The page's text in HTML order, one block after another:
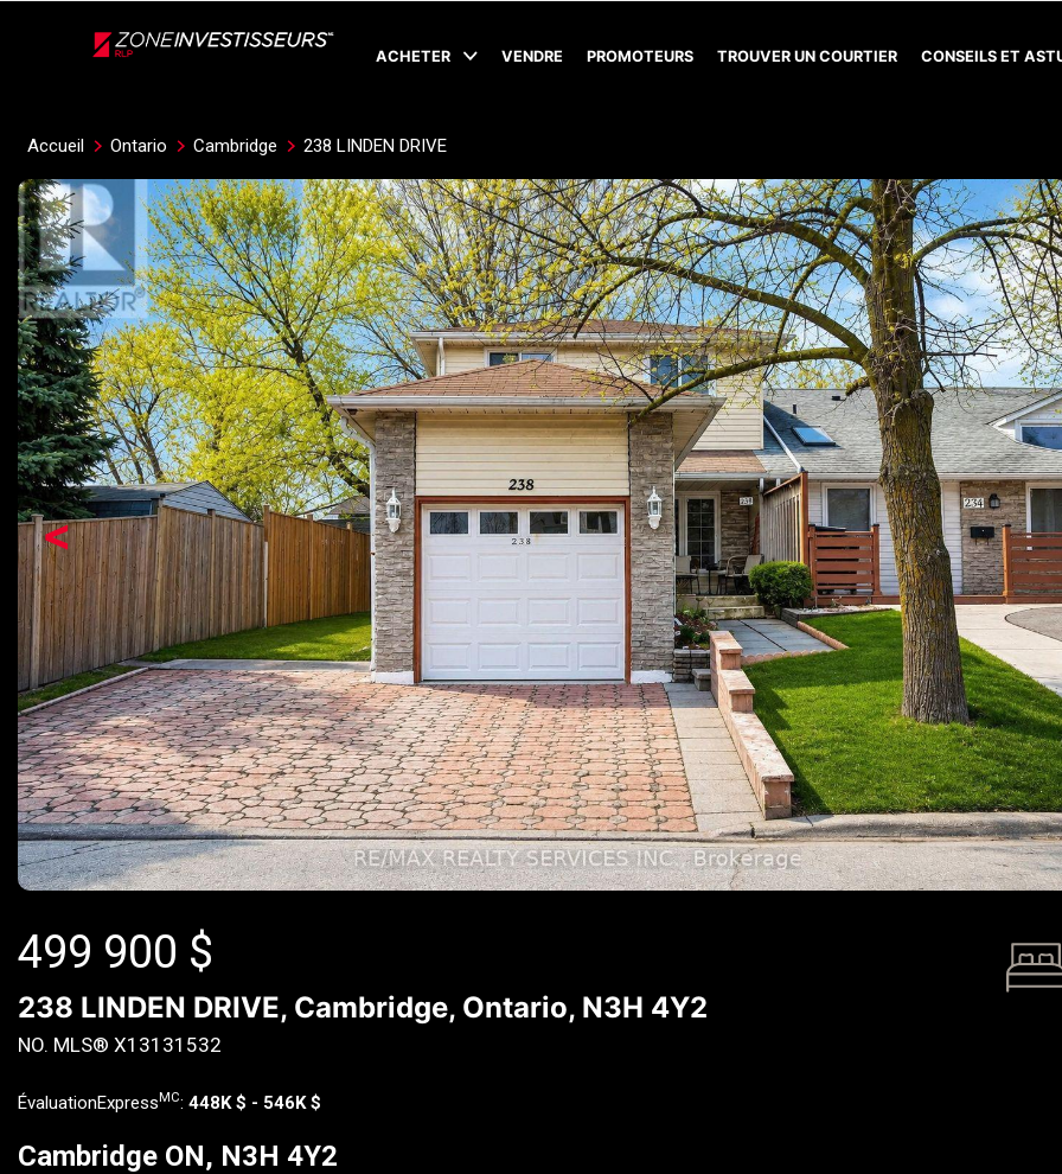
ACHETER VENDRE PROMOTEURS TROUVER UN COURTIER CONSEILS ET
Accueil Ontario Cambridge 238 LINDEN DRIVE
<
499 900 $
238 LINDEN DRIVE, Cambridge, Ontario, N3H 4Y2
NO. MLS® X13131532
ÉvaluationExpress MC: 448K $ - 546K $
Cambridge ON, N3H 4Y2